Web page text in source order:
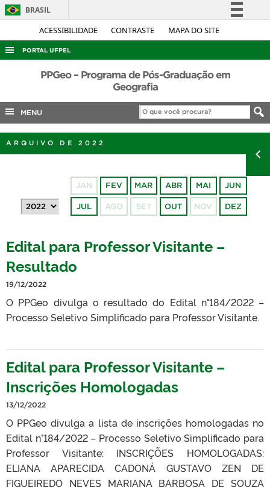
ACESSIBILIDADE CONTRASTE MAPA DO SITE
BRASIL
Simplifique!
Acesso à informação
Legislação
Canais
PORTAL UFPEL
ACESSO À INFORMAÇÃO
COBALTO
CONCURSOS
PORTARIAS
PPGeo – Programa de Pós-Graduação em
Geografia
MENU
ARQUIVO DE 2022
JAN FEV MAR ABR MAI JUN
JUL AGO SET OUT NOV DEZ
Edital para Professor Visitante –
Resultado
19/12/2022
O PPGeo divulga o resultado do Edital n°184/2022 –
Processo Seletivo Simplificado para Professor Visitante.
Edital para Professor Visitante –
Inscrições Homologadas
13/12/2022
O PPGeo divulga a lista de inscrições homologadas no
Edital n°184/2022 – Processo Seletivo Simplificado para
Professor Visitante: INSCRIÇÕES HOMOLOGADAS:
ELIANA APARECIDA CADONÁ GUSTAVO ZEN DE
FIGUEIREDO NEVES MARIANA BARBOSA DE SOUZA